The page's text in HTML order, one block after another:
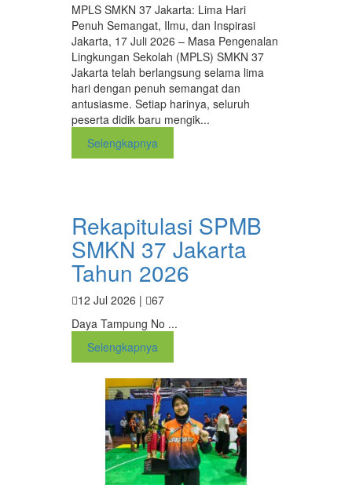
MPLS SMKN 37 Jakarta: Lima Hari
Penuh Semangat, Ilmu, dan Inspirasi
Jakarta, 17 Juli 2026 – Masa Pengenalan
Lingkungan Sekolah (MPLS) SMKN 37
Jakarta telah berlangsung selama lima
hari dengan penuh semangat dan
antusiasme. Setiap harinya, seluruh
peserta didik baru mengik...
Selengkapnya
Rekapitulasi SPMB
SMKN 37 Jakarta
Tahun 2026
12 Jul 2026 |
67
Daya Tampung No ...
Selengkapnya